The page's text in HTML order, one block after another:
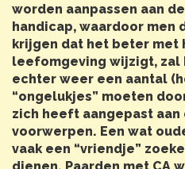
worden aanpassen aan
handicap, waardoor men
krijgen dat het beter met
leefomgeving wijzigt, zal
echter weer een aantal
“ongelukjes” moeten
zich heeft aangepast
voorwerpen. Een wat
vaak een “vriendje”
dienen. Paarden met CA